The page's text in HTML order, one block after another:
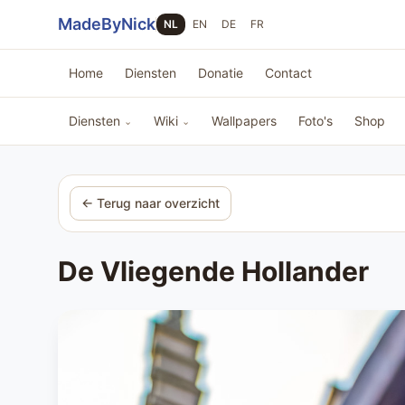
MadeByNick NL EN DE FR
Home Diensten Donatie Contact
Diensten ⌄ Wiki ⌄ Wallpapers Foto's Shop
← Terug naar overzicht
De Vliegende Hollander